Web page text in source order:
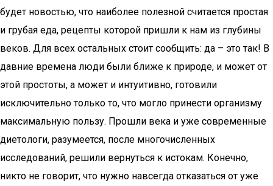
будет новостью, что наиболее полезной считается простая
и грубая еда, рецепты которой пришли к нам из глубины
веков. Для всех остальных стоит сообщить: да – это так! В
давние времена люди были ближе к природе, и может от
этой простоты, а может и интуитивно, готовили
исключительно только то, что могло принести организму
максимальную пользу. Прошли века и уже современные
диетологи, разумеется, после многочисленных
исследований, решили вернуться к истокам. Конечно,
никто не говорит, что нужно навсегда отказаться от уже